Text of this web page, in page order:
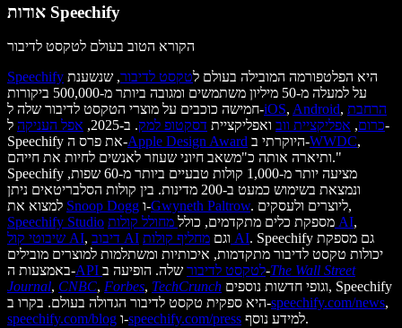
אודות Speechify
הקורא הטוב בעולם לטקסט לדיבור
Speechify
היא הפלטפורמה המובילה בעולם לטקסט לדיבור, שנשענת
על למעלה מ-50 מיליון משתמשים ומגובה ביותר מ-500,000 ביקורות
חמישה כוכבים על מוצרי הטקסט לדיבור שלה ל-iOS, Android, הרחבת
כרום, אפליקציית ווב ואפליקציית דסקטופ למק. ב-2025, אפל העניקה ל-
Speechify את פרס ה-Apple Design Award היוקרתי ב-WWDC,
ותיארה אותה כ"משאב חיוני שעוזר לאנשים לחיות את חייהם."
Speechify מציעה יותר מ-1,000 קולות טבעיים ביותר מ-60 שפות,
ונמצאת בשימוש כמעט ב-200 מדינות. בין קולות הסלבריטאים ניתן
Snoop Dogg ו-Gwyneth Paltrow
. ליוצרים ולעסקים,
Speechify Studio
מספקת כלים מתקדמים, כולל מחולל קולות AI,
שיבוטי קול AI, דיבוב AI וגם מחליף קולות AI. Speechify גם מספקת
יכולות טקסט לדיבור מתקדמות, איכותיות ומשתלמות למוצרים מובילים
באמצעות ה-
API לטקסט לדיבורשלה. הופיעה ב-The Wall Street
Journal, CNBC, Forbes, TechCrunch
היא ספקית טקסט לדיבור הגדולה בעולם. בקרו ב-speechify.com/news,
speechify.com/blog ו-speechify.com/press למידע נוסף.